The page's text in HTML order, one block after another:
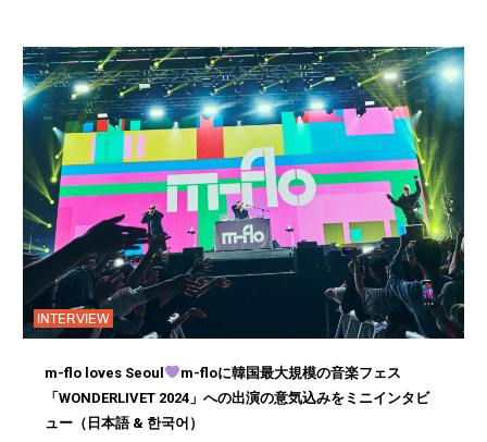
INTERVIEW
m-flo loves Seoul
m-floに韓国最大規模の音楽フェス
「WONDERLIVET 2024」への出演の意気込みをミニインタビ
ュー（日本語 & 한국어）